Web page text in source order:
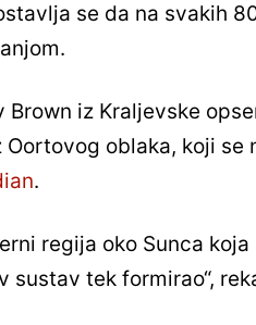
se da na svakih
Brown iz Kraljevske
Oortovog oblaka, koji
.
regija oko Sunca
sustav tek formirao“,